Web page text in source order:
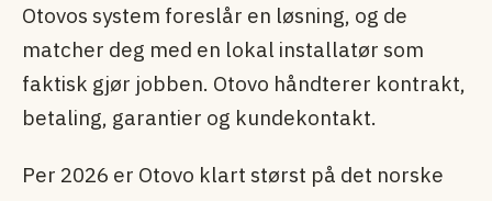
Otovos system foreslår en løsning, og de
matcher deg med en lokal installatør som
faktisk gjør jobben. Otovo håndterer kontrakt,
betaling, garantier og kundekontakt.
Per 2026 er Otovo klart størst på det norske